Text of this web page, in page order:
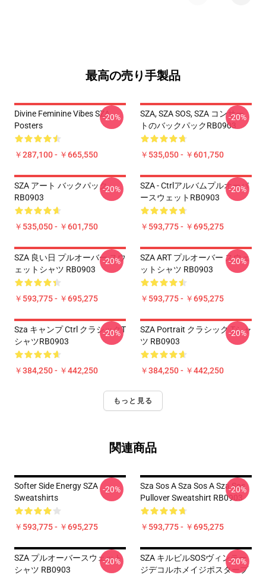
最高の売り手製品
Divine Feminine Vibes SZA
Posters
￥287,100 - ￥665,550
-20%
SZA, SZA SOS, SZA コンサー
トのバックパックRB0903
￥535,050 - ￥601,750
-20%
SZA アート バックパック
RB0903
￥535,050 - ￥601,750
-20%
SZA - Ctrlアルバムプルオーバ
ースウェットRB0903
￥593,775 - ￥695,275
-20%
SZA 良い日 プルオーバー スウ
ェットシャツ RB0903
￥593,775 - ￥695,275
-20%
SZA ART プルオーバー スウェ
ットシャツ RB0903
￥593,775 - ￥695,275
-20%
Sza キャンプ Ctrl クラシックT
シャツRB0903
￥384,250 - ￥442,250
-20%
SZA Portrait クラシック Tシャ
ツ RB0903
￥384,250 - ￥442,250
-20%
もっと見る
関連商品
Softer Side Energy SZA
Sweatshirts
￥593,775 - ￥695,275
-20%
Sza Sos A Sza Sos A Sza Sos
Pullover Sweatshirt RB0903
￥593,775 - ￥695,275
-20%
SZA プルオーバースウェット
シャツ RB0903
-20%
SZA キルビルSOSヴィンテー
ジデコルホメイジポスタープ
-20%